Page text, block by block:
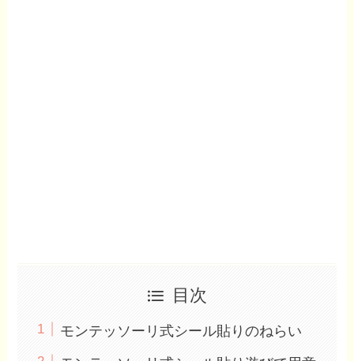
目次
モンテッソーリ式シール貼りのねらい